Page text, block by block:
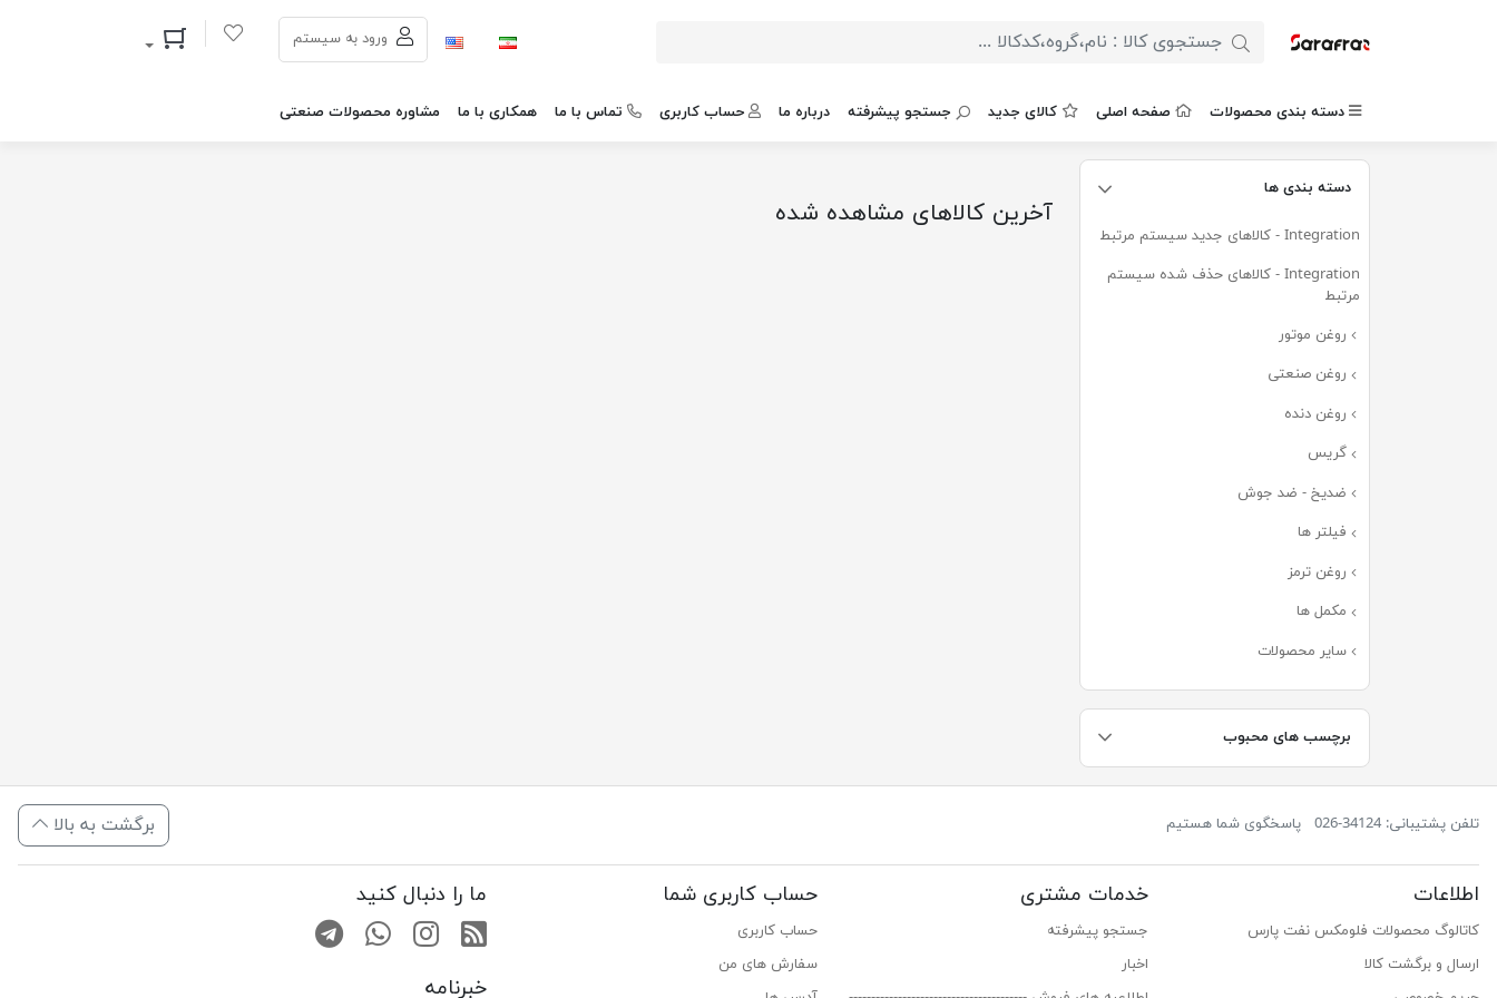
ورود به سیستم سبد خرید
دسته بندی محصولات صفحه اصلی کالای جدید جستجو پیشرفته درباره ما حساب کاربری تماس با ما همکاری با ما مشاوره محصولات صنعتی
دسته بندی ها
Integration - کالاهای جدید سیستم مرتبط
Integration - کالاهای حذف شده سیستم
مرتبط
روغن موتور
روغن صنعتی
روغن دنده
گریس
ضدیخ - ضد جوش
فیلتر ها
روغن ترمز
مکمل ها
سایر محصولات
برچسب های محبوب
آخرین کالاهای مشاهده شده
تلفن پشتیبانی: 34124-026 پاسخگوی شما هستیم برگشت به بالا
اطلاعات
کاتالوگ محصولات فلومکس نفت پارس
ارسال و برگشت کالا
خدمات مشتری
جستجو پیشرفته
اخبار
حساب کاربری شما
حساب کاربری
سفارش های من‎
ما را دنبال کنید
RSS صفحه اینستاگرام
تماس با واتس اپ
کانال تلگرام
خبرنامه